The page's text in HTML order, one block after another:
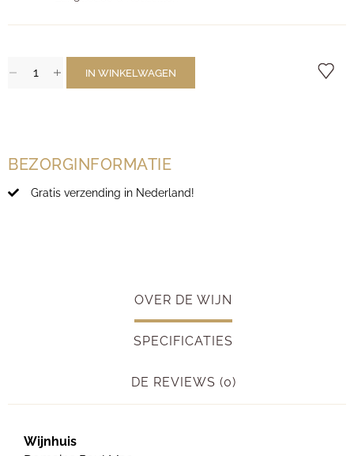
IN WINKELWAGEN
BEZORGINFORMATIE
Gratis verzending in Nederland!
OVER DE WIJN
SPECIFICATIES
DE REVIEWS (0)
Wijnhuis